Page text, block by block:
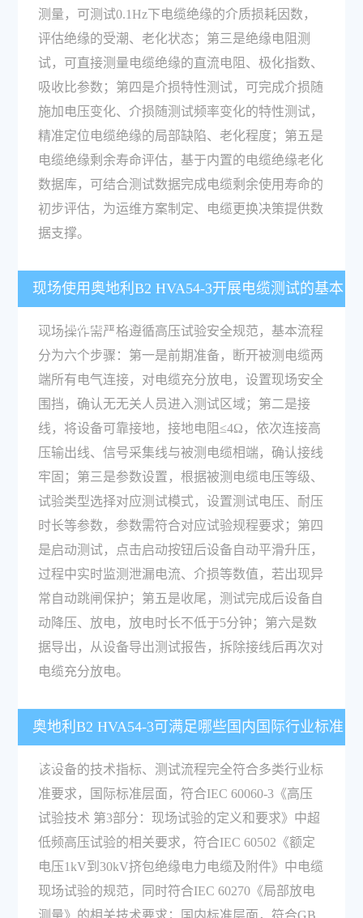
测量，可测试0.1Hz下电缆绝缘的介质损耗因数，
评估绝缘的受潮、老化状态；第三是绝缘电阻测
试，可直接测量电缆绝缘的直流电阻、极化指数、
吸收比参数；第四是介损特性测试，可完成介损随
施加电压变化、介损随测试频率变化的特性测试，
精准定位电缆绝缘的局部缺陷、老化程度；第五是
电缆绝缘剩余寿命评估，基于内置的电缆绝缘老化
数据库，可结合测试数据完成电缆剩余使用寿命的
初步评估，为运维方案制定、电缆更换决策提供数
据支撑。
现场使用奥地利B2 HVA54-3开展电缆测试的基本
操作流程是什么？
现场操作需严格遵循高压试验安全规范，基本流程
分为六个步骤：第一是前期准备，断开被测电缆两
端所有电气连接，对电缆充分放电，设置现场安全
围挡，确认无无关人员进入测试区域；第二是接
线，将设备可靠接地，接地电阻≤4Ω，依次连接高
压输出线、信号采集线与被测电缆相端，确认接线
牢固；第三是参数设置，根据被测电缆电压等级、
试验类型选择对应测试模式，设置测试电压、耐压
时长等参数，参数需符合对应试验规程要求；第四
是启动测试，点击启动按钮后设备自动平滑升压，
过程中实时监测泄漏电流、介损等数值，若出现异
常自动跳闸保护；第五是收尾，测试完成后设备自
动降压、放电，放电时长不低于5分钟；第六是数
据导出，从设备导出测试报告，拆除接线后再次对
电缆充分放电。
奥地利B2 HVA54-3可满足哪些国内国际行业标准
要求？
该设备的技术指标、测试流程完全符合多类行业标
准要求，国际标准层面，符合IEC 60060-3《高压
试验技术 第3部分：现场试验的定义和要求》中超
低频高压试验的相关要求，符合IEC 60502《额定
电压1kV到30kV挤包绝缘电力电缆及附件》中电缆
现场试验的规范，同时符合IEC 60270《局部放电
测量》的相关技术要求；国内标准层面，符合GB